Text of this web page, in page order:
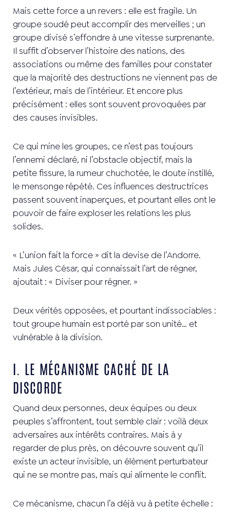
Mais cette force a un revers : elle est fragile. Un
groupe soudé peut accomplir des merveilles ; un
groupe divisé s’effondre à une vitesse surprenante.
Il suffit d’observer l’histoire des nations, des
associations ou même des familles pour constater
que la majorité des destructions ne viennent pas de
l’extérieur, mais de l’intérieur. Et encore plus
précisément : elles sont souvent provoquées par
des causes invisibles.
Ce qui mine les groupes, ce n’est pas toujours
l’ennemi déclaré, ni l’obstacle objectif, mais la
petite fissure, la rumeur chuchotée, le doute instillé,
le mensonge répété. Ces influences destructrices
passent souvent inaperçues, et pourtant elles ont le
pouvoir de faire exploser les relations les plus
solides.
« L’union fait la force » dit la devise de l’Andorre.
Mais Jules César, qui connaissait l’art de régner,
ajoutait : « Diviser pour régner. »
Deux vérités opposées, et pourtant indissociables :
tout groupe humain est porté par son unité… et
vulnérable à la division.
I. LE MÉCANISME CACHÉ DE LA
DISCORDE
Quand deux personnes, deux équipes ou deux
peuples s’affrontent, tout semble clair : voilà deux
adversaires aux intérêts contraires. Mais à y
regarder de plus près, on découvre souvent qu’il
existe un acteur invisible, un élément perturbateur
qui ne se montre pas, mais qui alimente le conflit.
Ce mécanisme, chacun l’a déjà vu à petite échelle :